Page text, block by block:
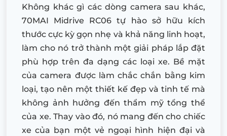
Không khác gì các dòng camera sau khác,
70MAI Midrive RC06 tự hào sở hữu kích
thước cực kỳ gọn nhẹ và khả năng linh hoạt,
làm cho nó trở thành một giải pháp lắp đặt
phù hợp trên đa dạng các loại xe. Bề mặt
của camera được làm chắc chắn bằng kim
loại, tạo nên một thiết kế đẹp và tinh tế mà
không ảnh hưởng đến thẩm mỹ tổng thể
của xe. Thay vào đó, nó mang đến cho chiếc
xe của bạn một vẻ ngoại hình hiện đại và